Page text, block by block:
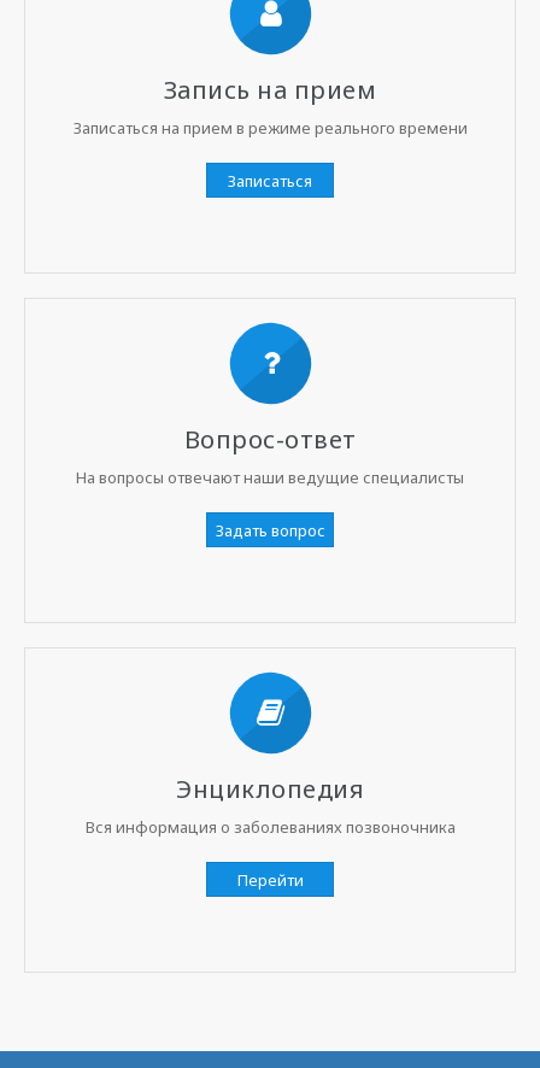
Запись на прием
Записаться на прием в режиме реального времени
Записаться
Вопрос-ответ
На вопросы отвечают наши ведущие специалисты
Задать вопрос
Энциклопедия
Вся информация о заболеваниях позвоночника
Перейти